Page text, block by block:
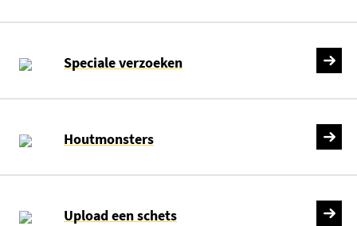
Speciale verzoeken
Houtmonsters
Upload een schets